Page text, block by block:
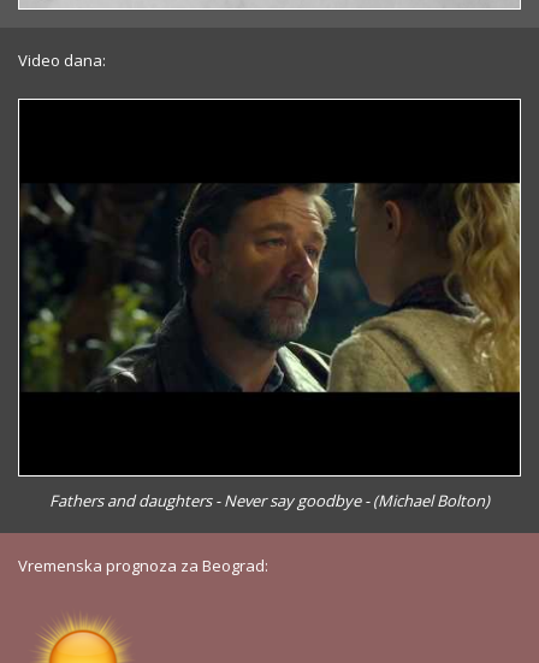
Video dana:
Fathers and daughters - Never say goodbye - (Michael Bolton)
Vremenska prognoza za Beograd: